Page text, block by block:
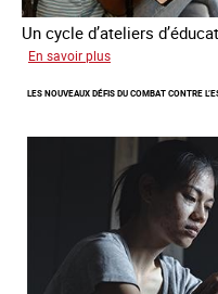
Un cycle d’ateliers
En savoir plus
femme
victime
traite
et
citoyenne
LES NOUVEAUX DÉFIS DU COMBAT CONTRE